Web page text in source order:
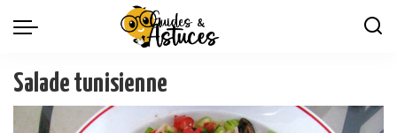
Salade tunisienne